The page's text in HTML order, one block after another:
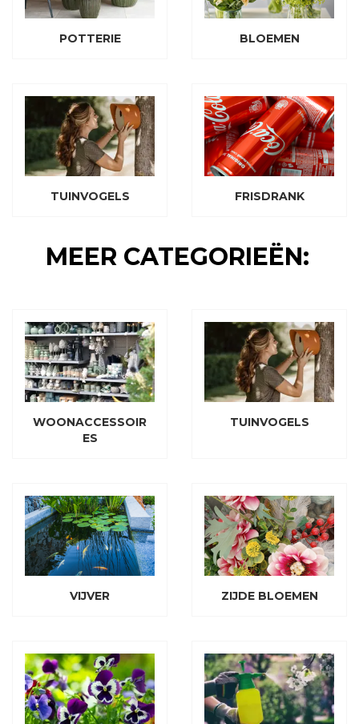
POTTERIE BLOEMEN
TUINVOGELS FRISDRANK
MEER CATEGORIEËN:
WOONACCESSOIR
ES
TUINVOGELS
VIJVER ZIJDE BLOEMEN